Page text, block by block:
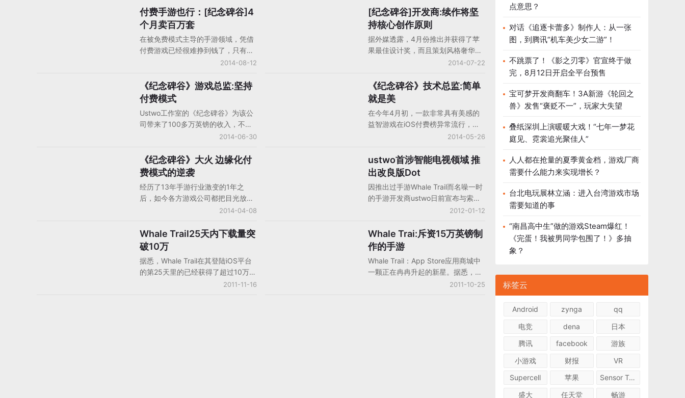
破4000万美元。
在Google Play的付费率只有5%，绝
大多数Android用户下载的都是盗
版。
Forgotten Shores更新，一共包含8
个关卡，而且可以在《纪念碑谷》游
戏内通过2美元的价格购买。
付费手游也行：[纪念碑谷]4
个月卖百万套
在被免费模式主导的手游领域，凭借
付费游戏已经很难挣到钱了，只有少
数公司的付费游戏才能做到盈利，开
行的GDCE大会上，该公司策划Ken
Wong称《纪念碑谷》首发四个月之
后销量突破了100万。虽然去年的智
能机和平板游戏消费达到160亿美
元，但其中付费下载的游戏收入只是
很小的比例。Wong表示，现在的成
但足以自由创作下一款疯狂的创意游
戏了。
2014-08-12
[纪念碑谷]开发商:续作将坚
持核心创作原则
据外媒透露，4月份推出并获得了苹
果最佳设计奖，而且策划风格奢华、
业务模式为付费下载的iPad游戏《纪
意味着这款逆风而行的高质量手游迈
过了自己的第一道门槛。该游戏通常
情况下定价为3.99美元/2.49英镑，
不过目前在App Store正在折扣，该
游戏制作人Dan Gray在接受采访时表
示，iOS平台的下载量占大多数。他
的，那就是高质量的视觉、流畅的游
戏体验以及原创性。
2014-07-22
《纪念碑谷》游戏总监:坚持
付费模式
Ustwo工作室的《纪念碑谷》为该公
司带来了100多万英镑的收入，不
过，该公司游戏总监Neil McFarland
了挣大钱的机会’。但他同时表示，不
后悔当时的决定，付费定价在手游领
域是少见的，但他认为免费模式也未
必是所有人喜欢的。他说，“免费模式
依靠的是一小部分人群，也就是鲸鱼
用户，他们可以在游戏里无限制的消
有门槛的，但实际上并非如此。如果
你相信自己所做的，就坚持，只要是
对的，就是值得的”。
2014-06-30
《纪念碑谷》技术总监:简单
就是美
在今年4月初，一款非常具有美感的
益智游戏在iOS付费榜异常流行，
《纪念碑谷》以引人注目的画面和独
爱。而据该游戏技术总监彼得·帕什利
透露，《纪念碑谷》的诞生来源于这
款游戏的开发团队做建筑学游戏的渴
望。UsTwo的8人团队开始做这款游
戏的时候就希望每个等级都是简洁而
又引人注目的，即便是放到海报上也
2014-05-26
《纪念碑谷》大火 边缘化付
费模式的逆袭
经历了13年手游行业激变的1年之
后，如今各方游戏公司都把目光放在
了“免费游戏生财有道”这个事情上，
是正道、才是王道，下载付费神马的
已经被边缘化，甚至被认为是难以盈
利的市场糟粕。但现实总爱和人们的
臆测唱唱反调，4月3日登陆iOS平台
的游戏《纪念碑谷》目前在中国地区
App Store付费榜排名第2，畅销榜排
2014-04-08
ustwo首涉智能电视领域 推
出改良版Dot
因推出过手游Whale Trail而名噪一时
的手游开发商ustwo日前宣布与索尼
公司达成合作， ustwo将会把旗下一
场发行到索尼旗下的Google TV智能
电视上。据悉，ustwo公司已经对Dot
这款游戏进行了二次制作，其游戏已
经可以适应电视大屏，而玩家也将可
以通过遥控器或安卓手持设备进行游
2012-01-12
Whale Trail25天内下载量突
破10万
据悉，Whale Trail在其登陆iOS平台
的第25天里的已经获得了超过10万次
的付费下载，平均每天的下载量高达
2011-11-16
Whale Trai:斥资15万英镑制
作的手游
Whale Trail：App Store应用商城中
一颗正在冉冉升起的新星。据悉，
Whale Trail这款游戏仅在4天时间里
2011-10-25
点意思？
对话《追逐卡蕾多》制作人：从一张
图，到腾讯“机车美少女二游”！
不跳票了！《影之刃零》官宣终于做
完，8月12日开启全平台预售
宝可梦开发商翻车！3A新游《轮回之
兽》发售“褒贬不一”，玩家大失望
叠纸深圳上演暖暖大戏！“七年一梦花
庭见、霓裳追光聚佳人”
人人都在抢量的夏季黄金档，游戏厂商
需要什么能力来实现增长？
台北电玩展林立涵：进入台湾游戏市场
需要知道的事
“南昌高中生”做的游戏Steam爆红！
《完蛋！我被男同学包围了！》多抽
象？
标签云
Android zynga
qq
电竞
dena
日本
腾讯
facebook
游族
小游戏
财报
VR
Supercell
苹果
Sensor Tower
盛大
任天堂 畅游